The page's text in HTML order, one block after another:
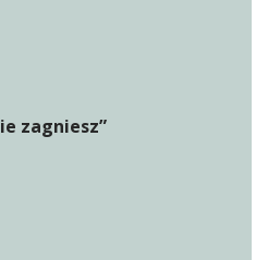
zagniesz”